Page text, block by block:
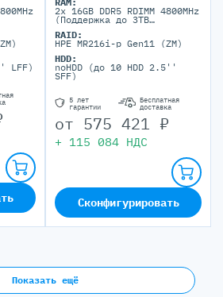
LFF)
2x 16GB DDR5 RDIMM 4800MHz
(Поддержка до 3TB
портов)
RAID:
HPE MR216i-p Gen11 (ZM)
HDD:
noHDD (до 10 HDD 2.5''
SFF)
5 лет
гарантии
Бесплатная
доставка
от 575 421 ₽
+ 115 084 НДС
Сконфигурировать
Показать ещё